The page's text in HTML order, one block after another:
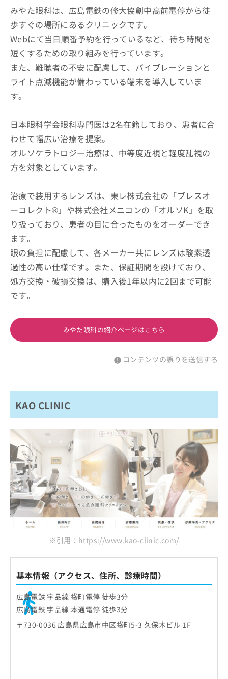
みやた眼科は、広島電鉄の修大協創中高前電停から徒
歩すぐの場所にあるクリニックです。
Webにて当日順番予約を行っているなど、待ち時間を
短くするための取り組みを行っています。
また、難聴者の不安に配慮して、バイブレーションと
ライト点滅機能が備わっている端末を導入していま
す。
日本眼科学会眼科専門医は2名在籍しており、患者に合
わせて幅広い治療を提案。
オルソケラトロジー治療は、中等度近視と軽度乱視の
方を対象としています。
治療で装用するレンズは、東レ株式会社の「ブレスオ
ーコレクト®」や株式会社メニコンの「オルソK」を取
り扱っており、患者の目に合ったものをオーダーでき
ます。
眼の負担に配慮して、各メーカー共にレンズは酸素透
過性の高い仕様です。また、保証期間を設けており、
処方交換・破損交換は、購入後1年以内に2回まで可能
です。
みやた眼科の紹介ページはこちら
コンテンツの誤りを送信する
KAO CLINIC
※引用：https://www.kao-clinic.com/
基本情報（アクセス、住所、診療時間）
広島電鉄 宇品線 袋町電停 徒歩3分
広島電鉄 宇品線 本通電停 徒歩3分
〒730-0036 広島県広島市中区袋町5-3 久保木ビル 1F